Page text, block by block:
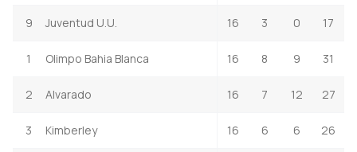
9 Juventud U.U. 16 3 0 17
1 Olimpo Bahia Blanca 16 8 9 31
2 Alvarado 16 7 12 27
3 Kimberley 16 6 6 26